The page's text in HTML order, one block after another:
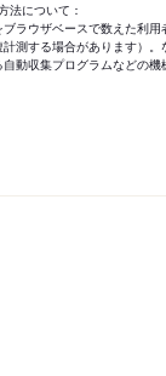
法について：
ラウザベースで数えた利
測する場合があります）
動収集プログラムなどの